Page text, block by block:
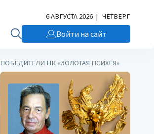
6 АВГУСТА 2026 | ЧЕТВЕРГ
Войти на сайт
ПОБЕДИТЕЛИ НК «ЗОЛОТАЯ ПСИХЕЯ»